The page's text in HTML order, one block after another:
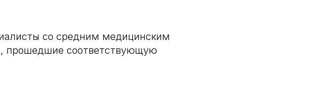
со средним медицинским
прошедшие соответствующую